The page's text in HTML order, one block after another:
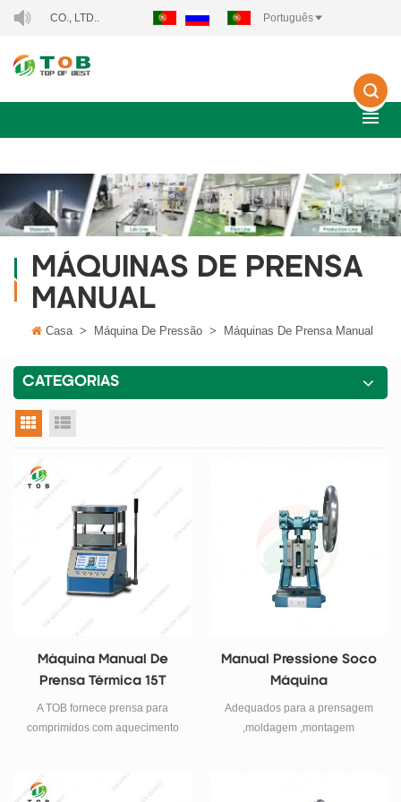
CO., LTD.. Português
MÁQUINAS DE PRENSA
MANUAL
Casa > Máquina De Pressão > Máquinas De Prensa Manual
CATEGORIAS
visualização em grade
Máquina Manual De
Prensa Térmica 15T
A TOB fornece prensa para
comprimidos com aquecimento
15 toneladas e uma temperatura
Manual Pressione Soco
Máquina
Adequados para a prensagem
,moldagem ,montagem